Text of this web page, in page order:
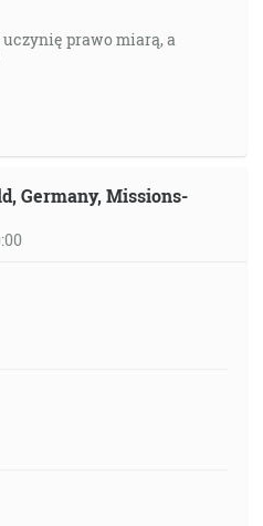
uczynię prawo miarą, a
Germany, Missions-